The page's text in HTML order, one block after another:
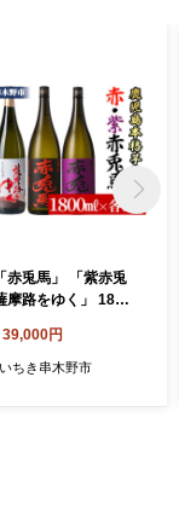
赤兎馬」 「紫赤兎
摩路をゆく」 1800
べ セット 鹿児島
赤兎馬紫 むらさ
39,000円
ちき串木野市